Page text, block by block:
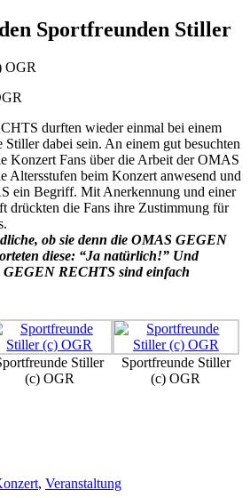
Sportfreunden Stiller
durften wieder einmal bei einem
dabei sein. An einem gut besuchten
Konzert Fans über die Arbeit der OMAS
Altersstufen beim Konzert anwesend und
ein Begriff. Mit Anerkennung und einer
drückten die Fans ihre Zustimmung für
ob sie denn die OMAS GEGEN
diese: “Ja natürlich!” Und
RECHTS sind einfach
Stiller
(c) OGR
Sportfreunde Stiller
(c) OGR
, Veranstaltung